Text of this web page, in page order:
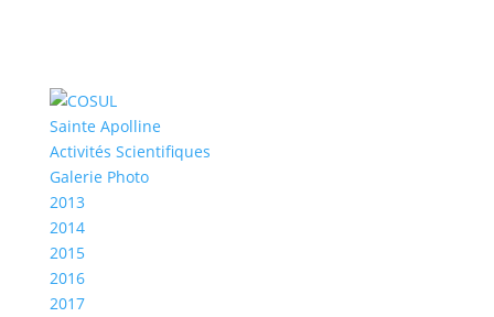
Sainte Apolline
Activités Scientifiques
Galerie Photo
2013
2014
2015
2016
2017